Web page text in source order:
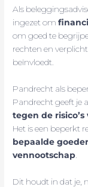
Als
ingezet om
om goed te
rechten en
beïnvloedt.
Pandrecht als
Pandrecht geeft je
tegen de
Het is een beperkt
bepaalde
vennootschap
Dit houdt in dat je,